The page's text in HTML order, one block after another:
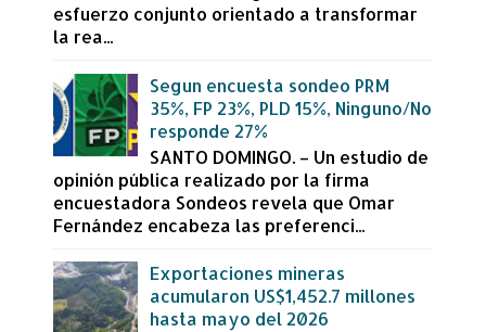
esfuerzo conjunto orientado a transformar
la rea...
Segun encuesta sondeo PRM
35%, FP 23%, PLD 15%, Ninguno/No
responde 27%
SANTO DOMINGO. – Un estudio de
opinión pública realizado por la firma
encuestadora Sondeos revela que Omar
Fernández encabeza las preferenci...
Exportaciones mineras
acumularon US$1,452.7 millones
hasta mayo del 2026